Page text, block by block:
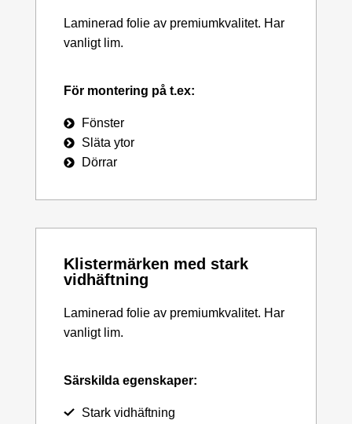
Laminerad folie av premiumkvalitet. Har
vanligt lim.
För montering på t.ex:
Fönster
Släta ytor
Dörrar
Klistermärken med stark
vidhäftning
Laminerad folie av premiumkvalitet. Har
vanligt lim.
Särskilda egenskaper:
Stark vidhäftning